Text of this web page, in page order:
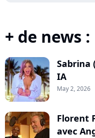
+ de news :
Sabrina
IA
May 2, 2026
Florent
avec